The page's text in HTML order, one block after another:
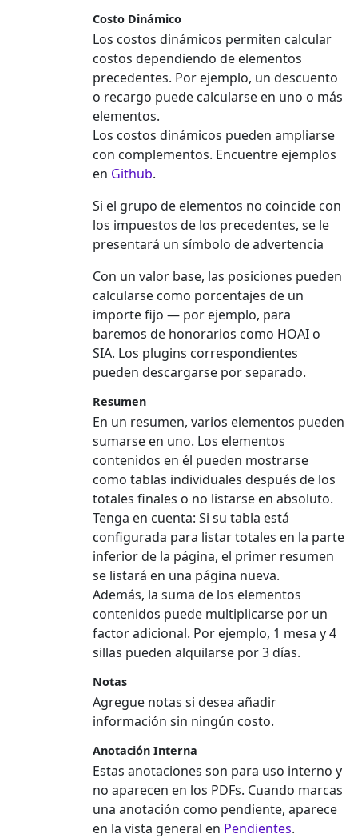
Costo Dinámico
Los costos dinámicos permiten calcular
costos dependiendo de elementos
precedentes. Por ejemplo, un descuento
o recargo puede calcularse en uno o más
elementos.
Los costos dinámicos pueden ampliarse
con complementos. Encuentre ejemplos
en Github.
Si el grupo de elementos no coincide con
los impuestos de los precedentes, se le
presentará un símbolo de advertencia
Con un valor base, las posiciones pueden
calcularse como porcentajes de un
importe fijo — por ejemplo, para
baremos de honorarios como HOAI o
SIA. Los plugins correspondientes
pueden descargarse por separado.
Resumen
En un resumen, varios elementos pueden
sumarse en uno. Los elementos
contenidos en él pueden mostrarse
como tablas individuales después de los
totales finales o no listarse en absoluto.
Tenga en cuenta: Si su tabla está
configurada para listar totales en la parte
inferior de la página, el primer resumen
se listará en una página nueva.
Además, la suma de los elementos
contenidos puede multiplicarse por un
factor adicional. Por ejemplo, 1 mesa y 4
sillas pueden alquilarse por 3 días.
Notas
Agregue notas si desea añadir
información sin ningún costo.
Anotación Interna
Estas anotaciones son para uso interno y
no aparecen en los PDFs. Cuando marcas
una anotación como pendiente, aparece
en la vista general en Pendientes.